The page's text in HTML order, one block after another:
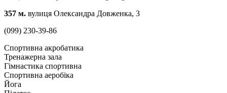
357 м. вулиця Олександра Довженка, 3
(099) 230-39-86
Спортивна акробатика
Тренажерна зала
Гімнастика спортивна
Спортивна аеробіка
Йога